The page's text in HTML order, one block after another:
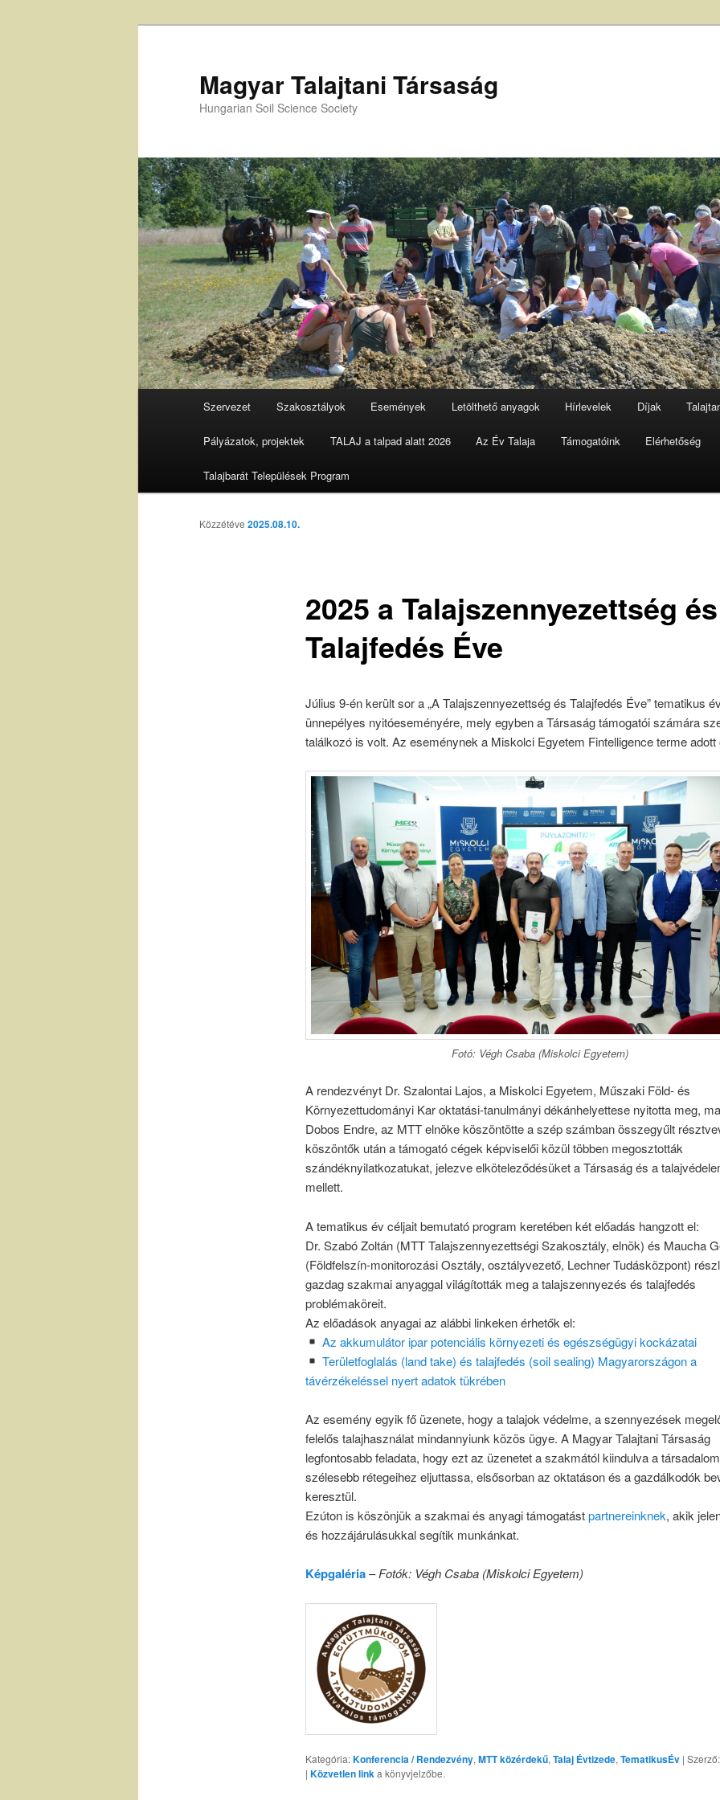
Magyar Talajtani Társaság
Hungarian Soil Science Society
Szervezet Szakosztályok Események Letölthető anyagok Hírlevelek Díjak
Pályázatok, projektek TALAJ a talpad alatt 2026 Az Év Talaja Támogatóink Elérhetőség
Talajbarát Települések Program
2025 a Talajszennyezettség és
Talajfedés Éve
Közzétéve 2025.08.10.
Július 9-én került sor a „A Talajszennyezettség és Talajfedés Éve” tematikus év
ünnepélyes nyitóeseményére, mely egyben a Társaság támogatói számára
találkozó is volt. Az eseménynek a Miskolci Egyetem Fintelligence terme adott
Fotó: Végh Csaba (Miskolci Egyetem)
A rendezvényt Dr. Szalontai Lajos, a Miskolci Egyetem, Műszaki Föld- és
Környezettudományi Kar oktatási-tanulmányi dékánhelyettese nyitotta meg,
Dobos Endre, az MTT elnöke köszöntötte a szép számban összegyűlt
köszöntők után a támogató cégek képviselői közül többen megosztották
szándéknyilatkozatukat, jelezve elköteleződésüket a Társaság és a
mellett.
A tematikus év céljait bemutató program keretében két előadás hangzott el:
Dr. Szabó Zoltán (MTT Talajszennyezettségi Szakosztály, elnök) és Maucha
(Földfelszín-monitorozási Osztály, osztályvezető, Lechner Tudásközpont)
gazdag szakmai anyaggal világították meg a talajszennyezés és talajfedés
problémaköreit.
Az előadások anyagai az alábbi linkeken érhetők el:
Az akkumulátor ipar potenciális környezeti és egészségügyi kockázatai
Területfoglalás (land take) és talajfedés (soil sealing) Magyarországon a
távérzékeléssel nyert adatok tükrében
Az esemény egyik fő üzenete, hogy a talajok védelme, a szennyezések
felelős talajhasználat mindannyiunk közös ügye. A Magyar Talajtani Társaság
legfontosabb feladata, hogy ezt az üzenetet a szakmától kiindulva a
szélesebb rétegeihez eljuttassa, elsősorban az oktatáson és a gazdálkodók
keresztül.
Ezúton is köszönjük a szakmai és anyagi támogatástpartnereinknek, akik
és hozzájárulásukkal segítik munkánkat.
Képgaléria–Fotók: Végh Csaba (Miskolci Egyetem)
Kategória:Konferencia / Rendezvény, MTT közérdekű, Talaj Évtizede, TematikusÉv| Szerző:
| Közvetlen linka könyvjelzőbe.